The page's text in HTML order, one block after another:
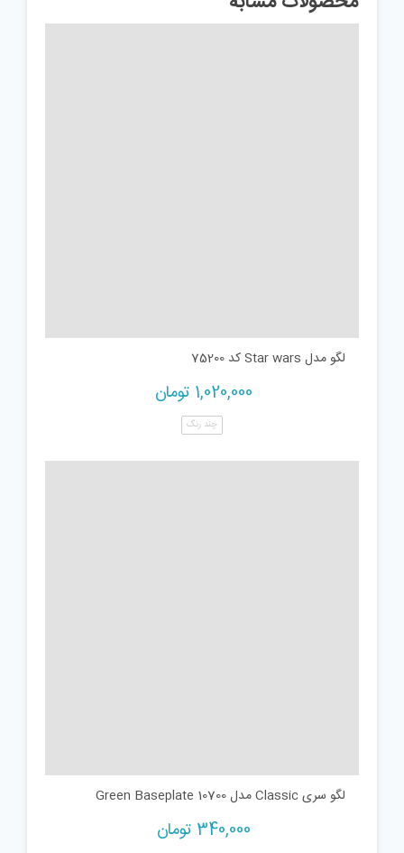
لگو مدل Star wars کد 75200
1,020,000 تومان
چند رنگ
لگو سری Classic مدل Green Baseplate 10700
340,000 تومان